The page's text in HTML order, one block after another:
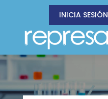
INICIA SESIÓN